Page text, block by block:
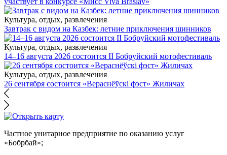
Культура, отдых, развлечения
Завтрак с видом на Казбек: летние приключения шинников
Культура, отдых, развлечения
14–16 августа 2026 состоится II Бобруйский мотофестиваль
Культура, отдых, развлечения
26 сентября состоится «Вераснёўскі фэст» Жиличах
Частное унитарное предприятие по оказанию услуг
«Бобрбай»;